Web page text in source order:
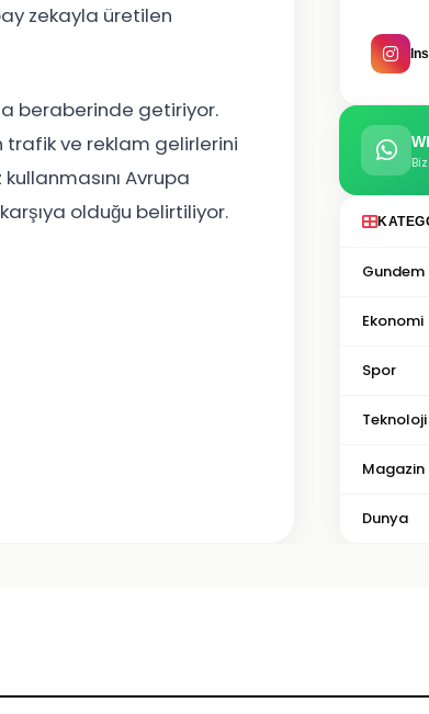
zekayla üretilen
beraberinde getiriyor.
trafik ve reklam gelirlerini
Avrupa
olduğu belirtiliyor.
Gundem
Ekonomi
Spor
Teknoloji
Magazin
Dunya